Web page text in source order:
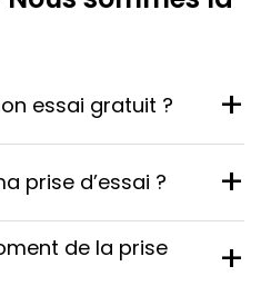
essai gratuit ? +
prise d’essai ? +
de la prise
+